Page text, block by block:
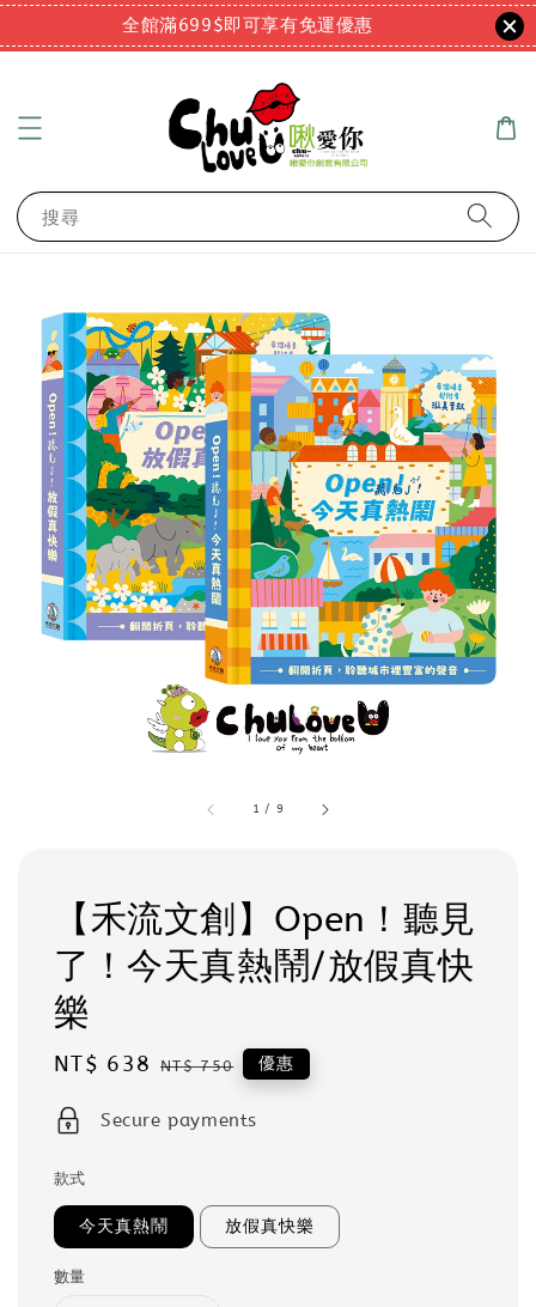
全館滿699$即可享有免運優惠
搜尋
1 / 9
【禾流文創】Open！聽見
了！今天真熱鬧/放假真快
樂
Sale
NT$ 638 Regular
NT$ 750 優惠
Secure payments
款式
今天真熱鬧 放假真快樂
數量